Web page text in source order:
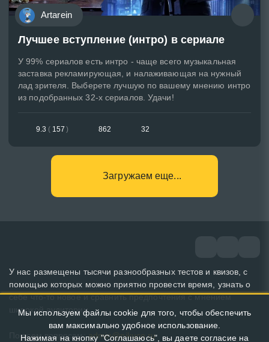
Artarein
Лучшее вступление (интро) в сериале
У 99% сериалов есть интро - чаще всего музыкальная
заставка рекламирующая, и налаживающая на нужный
лад зрителя. Выберете лучшую по вашему мнению интро
из подобранных 32-х сериалов. Удачи!
9.3 ( 157 ) 862 32
Загружаем еще...
У нас размещены тысячи разнообразных тестов и квизов, с
помощью которых можно приятно провести время, узнать о
себе что-то новое и сравнить предпочтения с мнением
широкой аудитории.
По всем вопросам: admin@pikuco.ru
Мы используем файлы cookie для того, чтобы обеспечить
вам максимально удобное использование.
Нажимая на кнопку "Соглашаюсь", вы даете согласие на